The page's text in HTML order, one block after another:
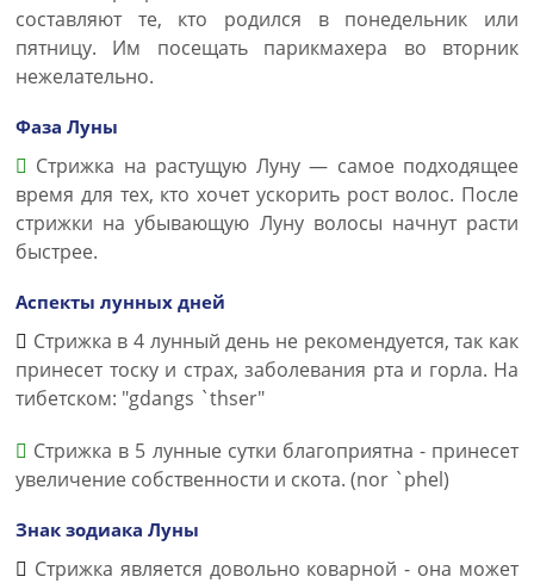
составляют те, кто родился в понедельник или
пятницу. Им посещать парикмахера во вторник
нежелательно.
Фаза Луны
Стрижка на растущую Луну — самое подходящее
время для тех, кто хочет ускорить рост волос. После
стрижки на убывающую Луну волосы начнут расти
быстрее.
Аспекты лунных дней
Стрижка в 4 лунный день не рекомендуется, так как
принесет тоску и страх, заболевания рта и горла. На
тибетском: "gdangs `thser"
Стрижка в 5 лунные сутки благоприятна - принесет
увеличение собственности и скота. (nor `phel)
Знак зодиака Луны
Стрижка является довольно коварной - она может